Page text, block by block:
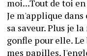
moi...Tout de toi
Je m'applique
sa saveur. Plus je
gonfle pour elle.
mes papilles.